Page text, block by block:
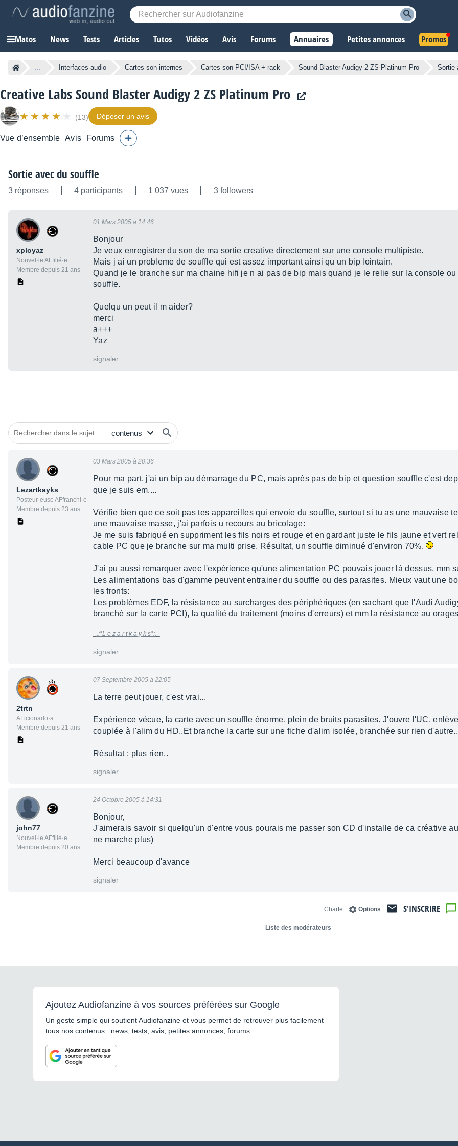
Matos News Tests Articles Tutos Vidéos Avis Forums Annuaires Petites annonces Promos
... Interfaces audio Cartes son internes Cartes son PCI/ISA + rack Sound Blaster Audigy 2 ZS Platinum Pro Sortie
Creative Labs Sound Blaster Audigy 2 ZS Platinum Pro
(13) Déposer un avis
Vue d’ensemble Avis Forums
Sortie avec du souffle
3 réponses 4 participants 1 037 vues 3 followers
xployaz
Nouvel·le AFfilié·e
Membre depuis 21 ans
01 Mars 2005 à 14:46
Bonjour
Je veux enregistrer du son de ma sortie creative directement sur une console multipiste.
Mais j ai un probleme de souffle qui est assez important ainsi qu un bip lointain.
Quand je le branche sur ma chaine hifi je n ai pas de bip mais quand je le relie sur la console
souffle.
Quelqu un peut il m aider?
merci
a+++
Yaz
signaler
Lezartkayks
Posteur·euse AFfranchi·e
Membre depuis 23 ans
03 Mars 2005 à 20:36
Pour ma part, j'ai un bip au démarrage du PC, mais après pas de bip et question souffle c'est
que je suis em....
Vérifie bien que ce soit pas tes appareilles qui envoie du souffle, surtout si tu as une mauvaise
une mauvaise masse, j'ai parfois u recours au bricolage:
Je me suis fabriqué en suppriment les fils noirs et rouge et en gardant juste le fils jaune et vert
cable PC que je branche sur ma multi prise. Résultat, un souffle diminué d'environ 70%.
J'ai pu aussi remarquer avec l'expérience qu'une alimentation PC pouvais jouer là dessus, mm
Les alimentations bas d'gamme peuvent entrainer du souffle ou des parasites. Mieux vaut une
les fronts:
Les problèmes EDF, la résistance au surcharges des périphériques (en sachant que l'Audi
branché sur la carte PCI), la qualité du traitement (moins d'erreurs) et mm la résistance au
_.:°L e z a r t k a y k s°:._
signaler
2trtn
AFicionado·a
Membre depuis 21 ans
07 Septembre 2005 à 22:05
La terre peut jouer, c'est vrai...
Expérience vécue, la carte avec un souffle énorme, plein de bruits parasites. J'ouvre l'UC,
couplée à l'alim du HD..Et branche la carte sur une fiche d'alim isolée, branchée sur rien d'autre..
Résultat : plus rien..
signaler
john77
Nouvel·le AFfilié·e
Membre depuis 20 ans
24 Octobre 2005 à 14:31
Bonjour,
J'aimerais savoir si quelqu'un d'entre vous pourais me passer son CD d'installe de ca créative
ne marche plus)
Merci beaucoup d'avance
signaler
S'INSCRIRE
Options
Charte
Liste des modérateurs
Ajoutez Audiofanzine à vos sources préférées sur Google
Un geste simple qui soutient Audiofanzine et vous permet de retrouver plus facilement
tous nos contenus : news, tests, avis, petites annonces, forums...